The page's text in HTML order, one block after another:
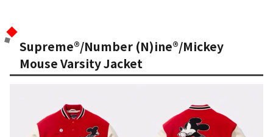
Supreme®/Number (N)ine®/Mickey
Mouse Varsity Jacket